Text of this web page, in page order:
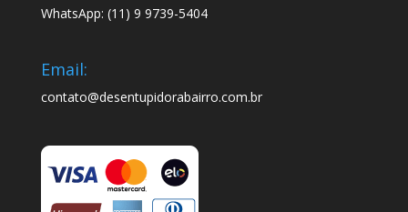
WhatsApp: (11) 9 9739-5404
Email:
contato@desentupidorabairro.com.br